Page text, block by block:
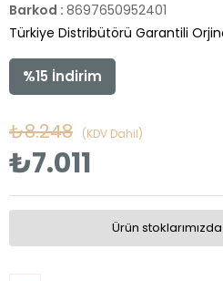
Barkod : 8697650952401
Türkiye Distribütörü Garantili
%15 İndirim
₺8.248 (KDV Dahil)
₺7.011
Ürün